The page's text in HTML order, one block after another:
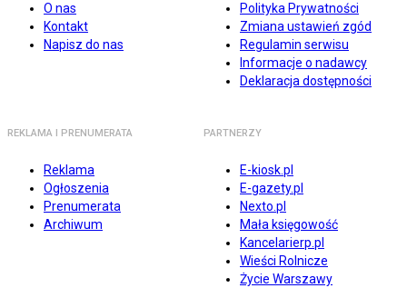
O nas
Kontakt
Napisz do nas
Polityka Prywatności
Zmiana ustawień zgód
Regulamin serwisu
Informacje o nadawcy
Deklaracja dostępności
REKLAMA I PRENUMERATA
Reklama
Ogłoszenia
Prenumerata
Archiwum
PARTNERZY
E-kiosk.pl
E-gazety.pl
Nexto.pl
Mała księgowość
Kancelarierp.pl
Wieści Rolnicze
Życie Warszawy